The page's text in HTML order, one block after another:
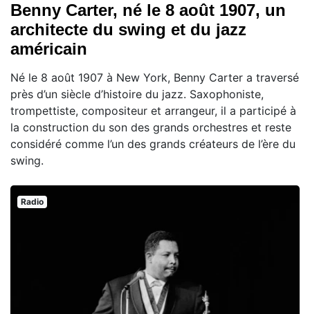
Benny Carter, né le 8 août 1907, un
architecte du swing et du jazz
américain
Né le 8 août 1907 à New York, Benny Carter a traversé
près d’un siècle d’histoire du jazz. Saxophoniste,
trompettiste, compositeur et arrangeur, il a participé à
la construction du son des grands orchestres et reste
considéré comme l’un des grands créateurs de l’ère du
swing.
Radio